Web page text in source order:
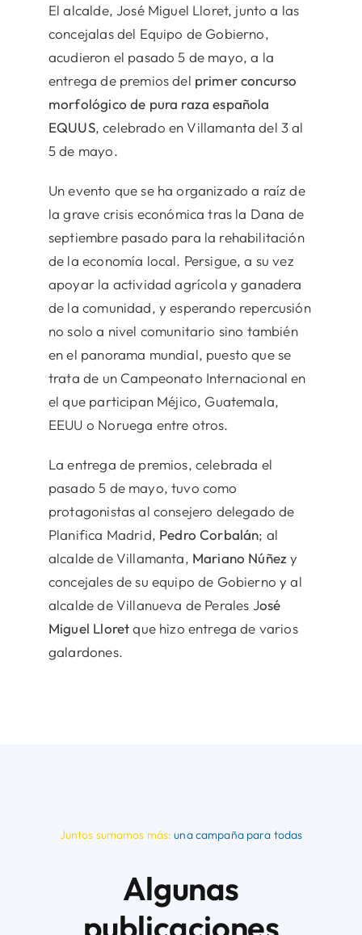
El alcalde, José Miguel Lloret, junto a las
concejalas del Equipo de Gobierno,
acudieron el pasado 5 de mayo, a la
entrega de premios del primer concurso
morfológico de pura raza española
EQUUS, celebrado en Villamanta del 3 al
5 de mayo.
Un evento que se ha organizado a raíz de
la grave crisis económica tras la Dana de
septiembre pasado para la rehabilitación
de la economía local. Persigue, a su vez
apoyar la actividad agrícola y ganadera
de la comunidad, y esperando repercusión
no solo a nivel comunitario sino también
en el panorama mundial, puesto que se
trata de un Campeonato Internacional en
el que participan Méjico, Guatemala,
EEUU o Noruega entre otros.
La entrega de premios, celebrada el
pasado 5 de mayo, tuvo como
protagonistas al consejero delegado de
Planifica Madrid, Pedro Corbalán; al
alcalde de Villamanta, Mariano Núñez y
concejales de su equipo de Gobierno y al
alcalde de Villanueva de Perales José
Miguel Lloretque hizo entrega de varios
galardones.
Juntos sumamos más:una campaña para todas
Algunas
publicaciones